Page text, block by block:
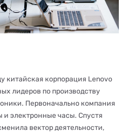
китайская корпорация Lenovo
лидеров по производству
Первоначально компания
и электронные часы. Спустя
вектор деятельности,